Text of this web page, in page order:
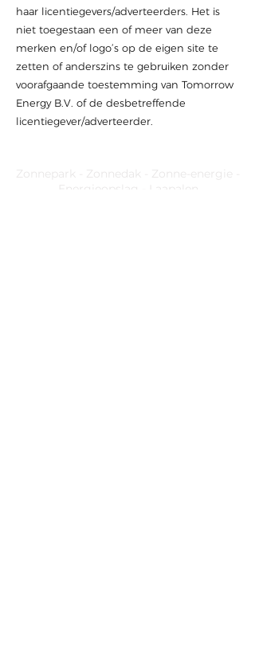
haar licentiegevers/adverteerders. Het is
niet toegestaan een of meer van deze
merken en/of logo’s op de eigen site te
zetten of anderszins te gebruiken zonder
voorafgaande toestemming van Tomorrow
Energy B.V. of de desbetreffende
licentiegever/adverteerder.
Zonnepark - Zonnedak - Zonne-energie -
Energieopslag - Laapalen